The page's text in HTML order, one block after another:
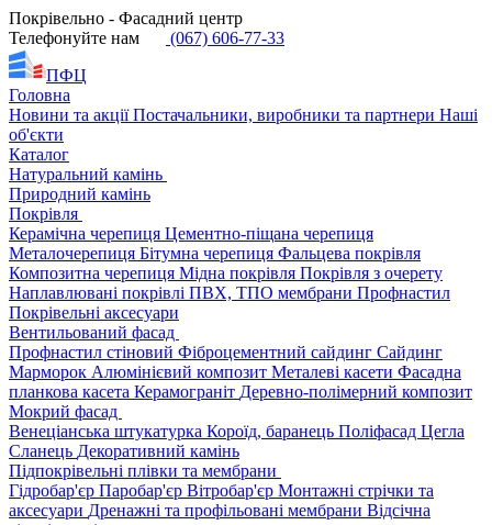
Покрівельно - Фасадний центр
Телефонуйте нам
(067) 606-77-33
ПФЦ
Головна
Новини та акціїПостачальники, виробники та партнери Наші
об'єкти
Каталог
Натуральний камінь
Природний камінь
Покрівля
Керамічна черепиця Цементно-піщана черепиця
Металочерепиця Бітумна черепиця Фальцева покрівля
Композитна черепиця Мідна покрівля Покрівля з очерету
Наплавлювані покрівлі ПВХ, ТПО мембрани Профнастил
Покрівельні аксесуари
Вентильований фасад
Профнастил стіновий Фіброцементний сайдинг Сайдинг
Марморок Алюмінієвий композит Металеві касети Фасадна
планкова касета Керамограніт Деревно-полімерний композит
Мокрий фасад
Венеціанська штукатурка Короїд, баранець Поліфасад Цегла
Сланець Декоративний камінь
Підпокрівельні плівки та мембрани
Гідробар'єр Паробар'єр Вітробар'єр Монтажні стрічки та
аксесуари Дренажні та профільовані мембрани Відсічна